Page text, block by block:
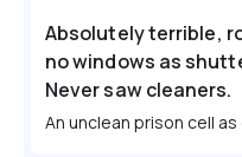
Absolutely terrible,
no windows as
Never saw cleaners.
An unclean prison cell